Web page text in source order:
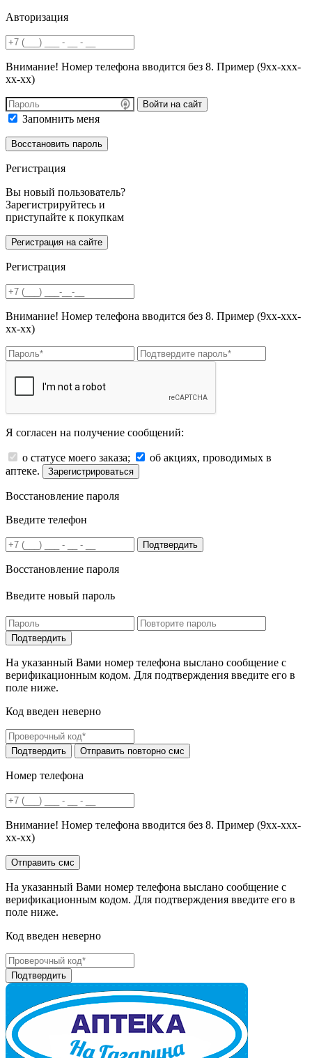
Авторизация
Внимание! Номер телефона вводится без 8. Пример (9хх-ххх-
хх-хх)
Войти на сайт
Запомнить меня
Регистрация
Вы новый пользователь?
Зарегистрируйтесь и
приступайте к покупкам
Регистрация
Внимание! Номер телефона вводится без 8. Пример (9хх-ххх-
хх-хх)
Я согласен на получение сообщений:
о статусе моего заказа;
об акциях, проводимых в
аптеке.
Зарегистрироваться
Восстановление пароля
Введите телефон
Подтвердить
Восстановление пароля
Введите новый пароль
На указанный Вами номер телефона выслано сообщение с
верификационным кодом. Для подтверждения введите его в
поле ниже.
Код введен неверно
Номер телефона
Внимание! Номер телефона вводится без 8. Пример (9хх-ххх-
хх-хх)
На указанный Вами номер телефона выслано сообщение с
верификационным кодом. Для подтверждения введите его в
поле ниже.
Код введен неверно